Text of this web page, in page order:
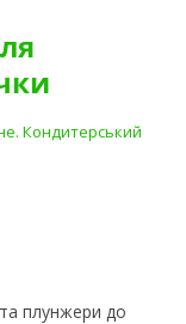
Кондитерський
плунжери до